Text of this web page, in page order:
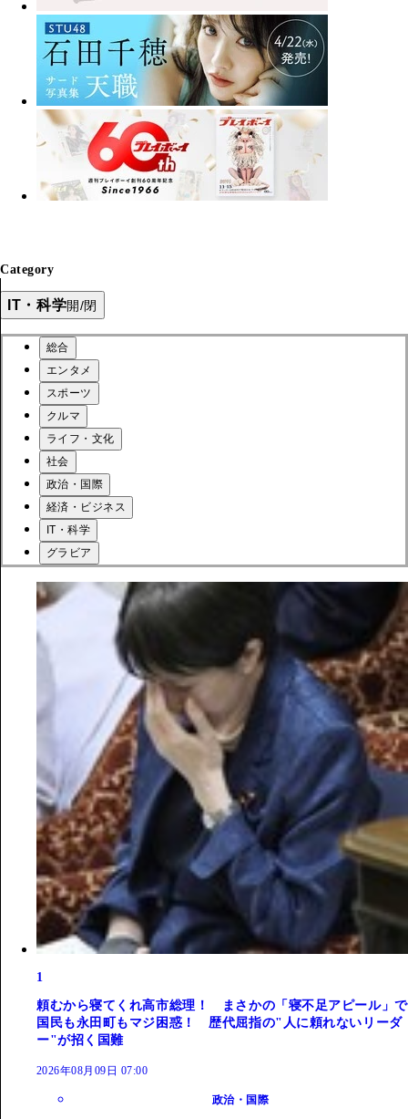
Category
IT・科学開/閉
総合
エンタメ
スポーツ
クルマ
ライフ・文化
社会
政治・国際
経済・ビジネス
IT・科学
グラビア
1
頼むから寝てくれ高市総理！ まさかの「寝不足アピール」で
国民も永田町もマジ困惑！ 歴代屈指の"人に頼れないリーダ
ー"が招く国難
2026年08月09日 07:00
政治・国際